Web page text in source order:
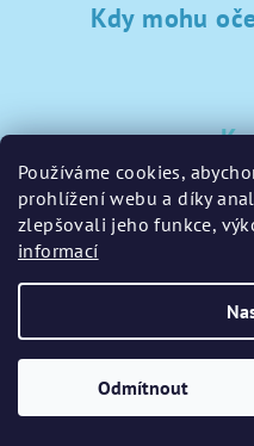
Používáme cookies,
prohlížení webu a díky
zlepšovali jeho funkce,
informací
Odmítnout
Kdy mohu
sklad@sladke-potreby.cz
+420 797728283
Upravit